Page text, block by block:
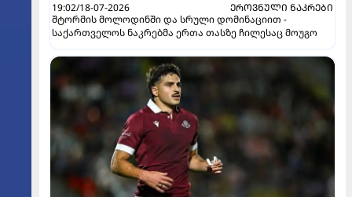
19:02/18-07-2026
ᲔᲠᲝᲕᲜᲣᲚᲘ ᲜᲐᲙᲠᲔᲑᲘ
შტორმის მოლოდინში და სრული დომინაციით -
საქართველოს ნაკრებმა ერთა თასზე ჩილესაც მოუგო